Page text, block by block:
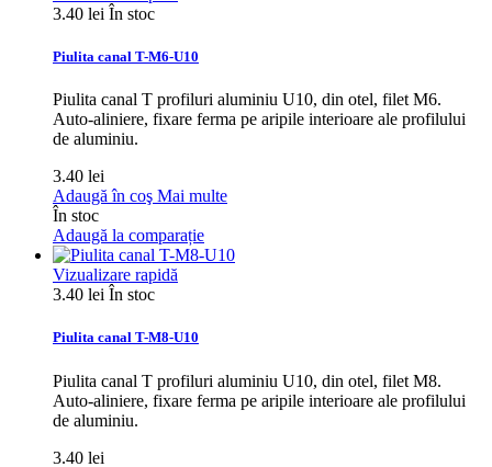
3.40 lei În stoc
Piulita canal T-M6-U10
Piulita canal T profiluri aluminiu U10, din otel, filet M6.
Auto-aliniere, fixare ferma pe aripile interioare ale profilului
de aluminiu.
3.40 lei
Adaugă în coş Mai multe
În stoc
Adaugă la comparație
Vizualizare rapidă
3.40 lei În stoc
Piulita canal T-M8-U10
Piulita canal T profiluri aluminiu U10, din otel, filet M8.
Auto-aliniere, fixare ferma pe aripile interioare ale profilului
de aluminiu.
3.40 lei